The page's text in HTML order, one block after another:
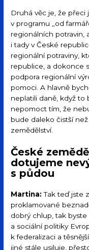
Druhá věc je, že přeci
v programu „od
regionálních potravin,
i tady v České
regionální potraviny,
republice, a dokonce
podpora regionální
pomoci. A hlavně
neplatili daně, když to
nepomoct tím, že
bude daleko čistší
zemědělství.
České
dotujeme
s půdou
Martina:Tak teď jste
proklamované
dobrý chlup, tak
a sociální politiky
k federalizaci a
jiné stále usiluje,